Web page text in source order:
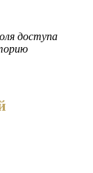
доступа